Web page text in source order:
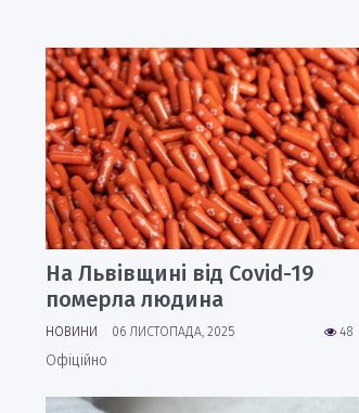
На Львівщині від Covid-19
померла людина
48
НОВИНИ 06 ЛИСТОПАДА, 2025
Офіційно